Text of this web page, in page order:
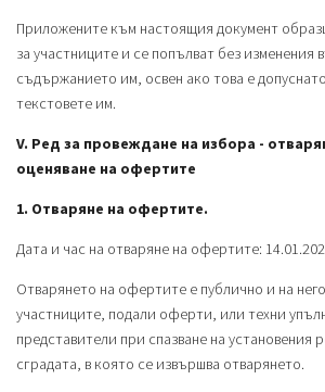
Приложените към настоящия документ
за участниците и се попълват без изменения
съдържанието им, освен ако това е
текстовете им.
V. Ред за провеждане на избора -
оценяване на офертите
1. Отваряне на офертите.
Дата и час на отваряне на офертите:
Отварянето на офертите е публично и на
участниците, подали оферти, или техни
представители при спазване на установения
сградата, в която се извършва отварянето.